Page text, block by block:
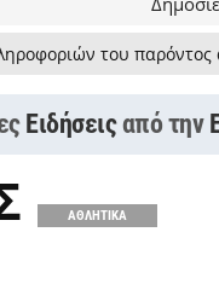
του
Ειδήσειςαπό την
ΑΘΛΗΤΙΚΑ